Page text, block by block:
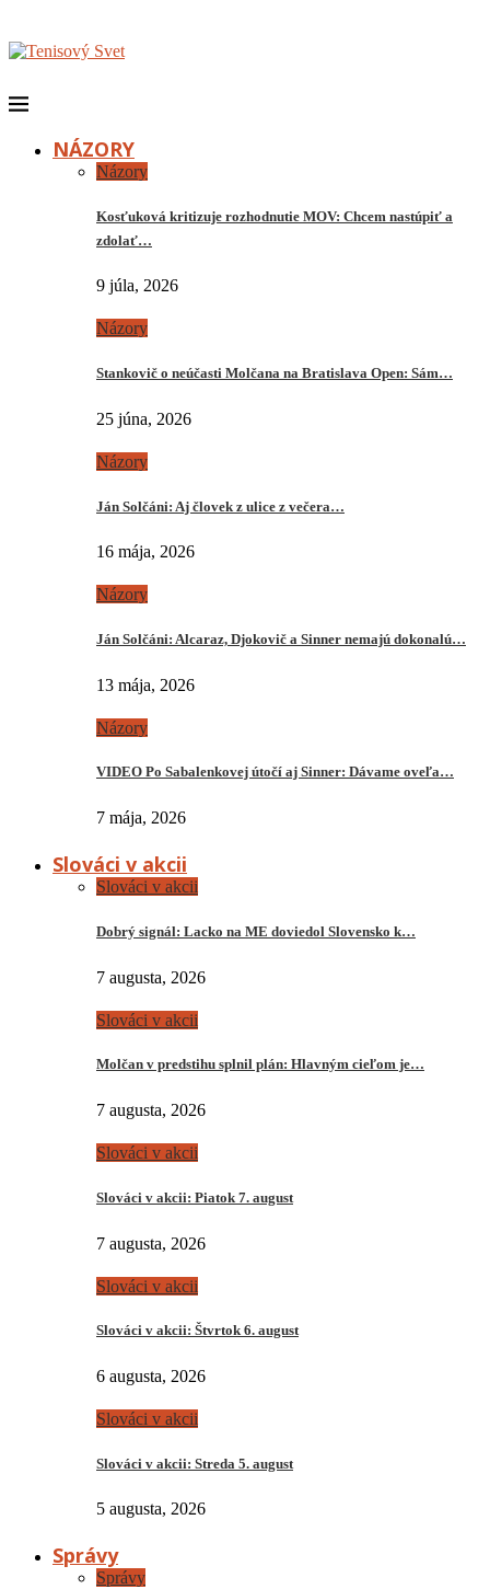
NÁZORY
Názory
Kosťuková kritizuje rozhodnutie MOV: Chcem nastúpiť a
zdolať…
9 júla, 2026
Názory
Stankovič o neúčasti Molčana na Bratislava Open: Sám…
25 júna, 2026
Názory
Ján Solčáni: Aj človek z ulice z večera…
16 mája, 2026
Názory
Ján Solčáni: Alcaraz, Djokovič a Sinner nemajú dokonalú…
13 mája, 2026
Názory
VIDEO Po Sabalenkovej útočí aj Sinner: Dávame oveľa…
7 mája, 2026
Slováci v akcii
Slováci v akcii
Dobrý signál: Lacko na ME doviedol Slovensko k…
7 augusta, 2026
Slováci v akcii
Molčan v predstihu splnil plán: Hlavným cieľom je…
7 augusta, 2026
Slováci v akcii
Slováci v akcii: Piatok 7. august
7 augusta, 2026
Slováci v akcii
Slováci v akcii: Štvrtok 6. august
6 augusta, 2026
Slováci v akcii
Slováci v akcii: Streda 5. august
5 augusta, 2026
Správy
Správy